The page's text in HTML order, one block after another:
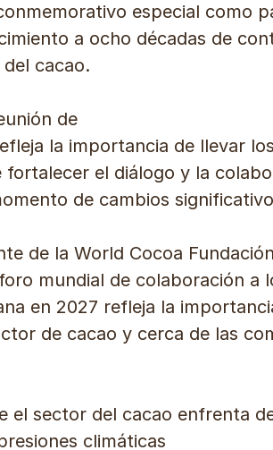
especial como
a ocho décadas de
cacao.
de
la importancia de llevar
fortalecer el diálogo y la
de cambios
de la World Cocoa
mundial de colaboración a
en 2027 refleja la
de cacao y cerca de las
el sector del cacao enfrenta
climáticas